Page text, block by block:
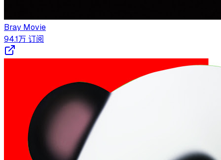
Bray Movie
94.1万 订阅